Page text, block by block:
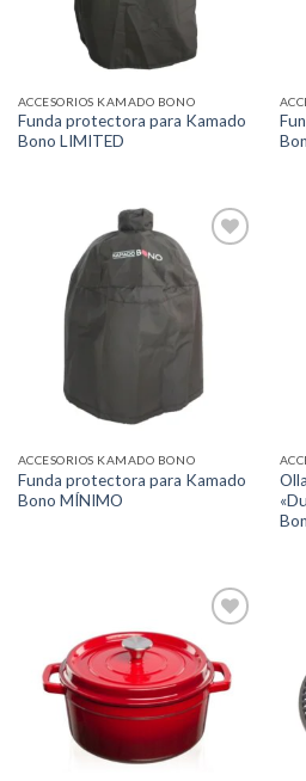
ACCESORIOS KAMADO BONO
Funda protectora para Kamado
Bono LIMITED
Añadir
deseos
ACCESORIOS KAMADO BONO
Funda protectora para Kamado
Bono MÍNIMO
Añadir
a la
lista de
deseos